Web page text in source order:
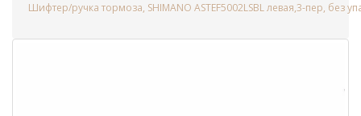
Шифтер/ручка тормоза, SHIMANO ASTEF5002LSBL левая,3-пер, без